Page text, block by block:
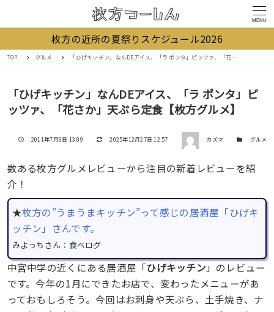
MENU
枚方の近所の夏祭りスケジュール2026
TOP グルメ 「ひげキッチン」なんDEアイス、「ラ ポンタ」ピッツァ、「花さか」天ぷら定食【枚方グルメ】
「ひげキッチン」なんDEアイス、「ラ ポンタ」ピ
ッツァ、「花さか」天ぷら定食【枚方グルメ】
投稿日
2011年7月6日 13:09 更新日
2025年12月27日 12:57 著者 カズマ カテゴリー
グルメ
数ある枚方グルメレビューから注目の新着レビューを紹
介！
★枚方の”うまうまキッチン”って感じの居酒屋「ひげキ
ッチン」さんです。
みよっちさん：食べログ
中宮中学の近くにある居酒屋「ひげキッチン 」のレビュー
です。今年の1月にできたお店で、変わったメニューがあ
っておもしろそう。今回はお刺身や天ぷら、土手焼き、ナ